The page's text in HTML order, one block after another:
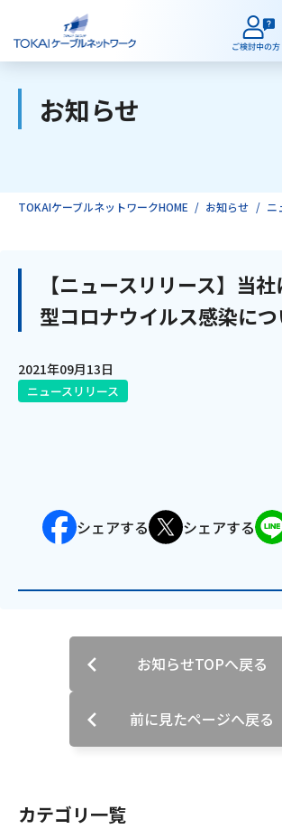
ご検討中のお客様
インターネット
対応エリア よ
お知らせ
TOKAIケーブルネットワークHOME お知らせ ニ
カテゴリ一覧
【ニュースリリース】当
型コロナウイルス感染に
2021年09月13日
ニュースリリース
シェアする シェアする
お知らせTOPへ戻る
前に見たページへ戻る